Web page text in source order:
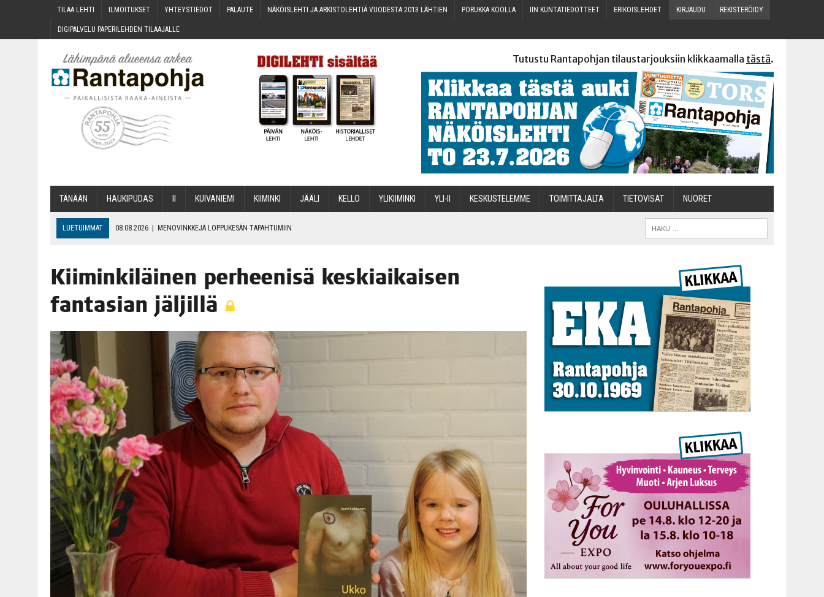
TILAA LEH­TI ILMOI­TUK­SET YHTEYS­TIE­DOT PALAU­TE NÄKÖIS­LEH­TI JA ARKIS­TO­LEH­TIÄ VUO­DES­TA 2013 LÄHTIEN PORUK­KA KOOLLA IIN KUN­TA­TIE­DOT­TEET ERI­KOIS­LEH­DET KIR­JAU­DU REKIS­TE­RÖI­DY
DIGI­PAL­VE­LU PAPE­RI­LEH­DEN TILAAJALLE
Tutustu Rantapohjan tilaustarjouksiin klikkaamalla tästä.
TÄNÄÄN HAU­KI­PU­DAS KUI­VA­NIE­MI KII­MIN­KI JÄÄ­LI KEL­LO YLI­KII­MIN­KI YLI-II KES­KUS­TE­LEM­ME TOI­MIT­TA­JAL­TA TIETOVISAT NUO­RET
LUETUIMMAT 08.08.2026 | MENO­VINK­KE­JÄ LOP­PU­KE­SÄN TAPAHTUMIIN
06.08.2026 | ONKS KAU­NOO NÄKYNY?
09.08.2026 | RAN­TA­POH­JAN TIE­TO­VI­SA 9.8.2026
Kii­min­ki­läi­nen per­hee­ni­sä kes­kiai­kai­sen
fan­t­asian jäljillä